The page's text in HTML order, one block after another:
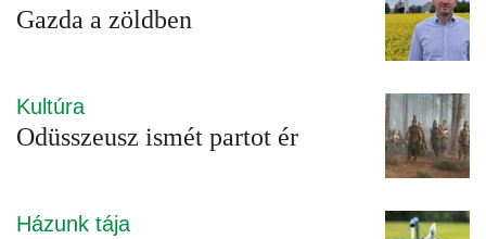
Gazda a zöldben
Kultúra
Odüsszeusz ismét partot ér
Házunk tája